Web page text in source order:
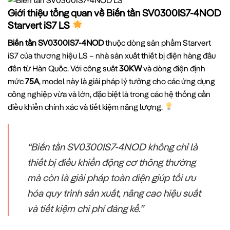
Giới thiệu tổng quan về Biến tần SV0300IS7-4NOD
Starvert iS7 LS
Biến tần SV0300IS7-4NODthuộc dòng sản phẩm Starvert
iS7 của thương hiệu LS – nhà sản xuất thiết bị điện hàng đầu
đến từ Hàn Quốc. Với công suất30KWvà dòng điện định
mức75A, model này là giải pháp lý tưởng cho các ứng dụng
công nghiệp vừa và lớn, đặc biệt là trong các hệ thống cần
điều khiển chính xác và tiết kiệm năng lượng.
“Biến tần SV0300IS7-4NOD không chỉ là
thiết bị điều khiển động cơ thông thường
mà còn là giải pháp toàn diện giúp tối ưu
hóa quy trình sản xuất, nâng cao hiệu suất
và tiết kiệm chi phí đáng kể.”